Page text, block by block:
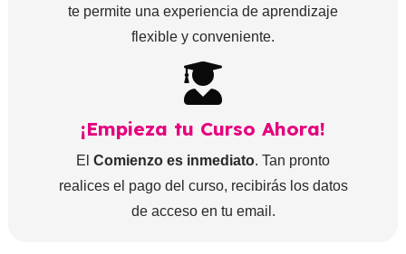
te permite una experiencia de aprendizaje
flexible y conveniente.
¡Empieza tu Curso Ahora!
El Comienzo es inmediato. Tan pronto
realices el pago del curso, recibirás los datos
de acceso en tu email.